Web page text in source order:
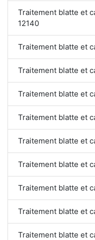
Traitement blatte et
12140
Traitement blatte et
Traitement blatte et
Traitement blatte et
Traitement blatte et
Traitement blatte et
Traitement blatte et
Traitement blatte et
Traitement blatte et
Traitement blatte et